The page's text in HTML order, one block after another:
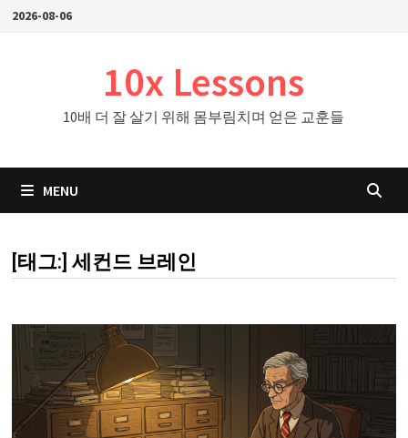
Skip2026-08-06
10x Lessons
10배 더 잘 살기 위해 몸부림치며 얻은 교훈들
MENU
[태그:]세컨드 브레인